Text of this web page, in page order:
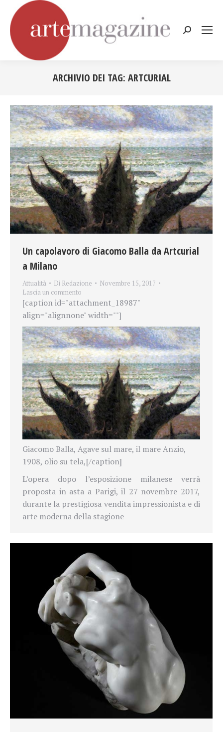
Cerca:
ARCHIVIO DEI TAG: ARTCURIAL
Un capolavoro di Giacomo Balla da Artcurial
a Milano
Attualità Di Redazione
Novembre 15, 2017
Lascia un commento
[caption id="attachment_18987"
align="alignnone" width=""]
Giacomo Balla, Agave sul mare, il mare Anzio,
1908, olio su tela,[/caption]
L’opera dopo l’esposizione milanese verrà
proposta in asta a Parigi, il 27 novembre 2017,
durante la prestigiosa vendita impressionista e di
arte moderna della stagione